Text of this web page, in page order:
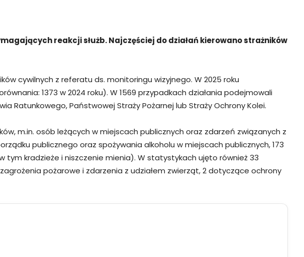
reakcji służb. Najczęściej do działań kierowano strażników
cywilnych z referatu ds. monitoringu wizyjnego. W 2025 roku
1373 w 2024 roku). W 1569 przypadkach działania podejmowali
Ratunkowego, Państwowej Straży Pożarnej lub Straży Ochrony Kolei.
m.in. osób leżących w miejscach publicznych oraz zdarzeń związanych z
publicznego oraz spożywania alkoholu w miejscach publicznych, 173
kradzieże i niszczenie mienia). W statystykach ujęto również 33
pożarowe i zdarzenia z udziałem zwierząt, 2 dotyczące ochrony